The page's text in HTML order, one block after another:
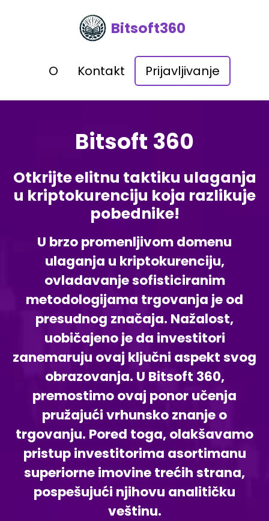
Bitsoft360
O Kontakt Prijavljivanje
Bitsoft 360
Otkrijte elitnu taktiku ulaganja
u kriptokurenciju koja razlikuje
pobednike!
U brzo promenljivom domenu
ulaganja u kriptokurenciju,
ovladavanje sofisticiranim
metodologijama trgovanja je od
presudnog značaja. Nažalost,
uobičajeno je da investitori
zanemaruju ovaj ključni aspekt svog
obrazovanja. U Bitsoft 360,
premostimo ovaj ponor učenja
pružajući vrhunsko znanje o
trgovanju. Pored toga, olakšavamo
pristup investitorima asortimanu
superiorne imovine trećih strana,
pospešujući njihovu analitičku
veštinu.